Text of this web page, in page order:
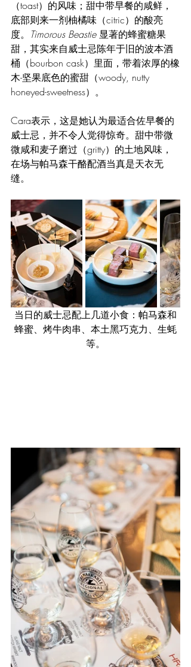
（toast）的风味；甜中带早餐的咸鲜，
底部则来一剂柚橘味（citric）的酸亮
度。
Timorous Beastie 显著的蜂蜜糖果
甜，其实来自威士忌陈年于旧的波本酒
桶（bourbon cask）里面，带着浓厚的橡
木-坚果底色的蜜甜（woody, nutty
honeyed-sweetness）。
Cara表示，这是她认为最适合佐早餐的
威士忌，并不令人觉得惊奇。甜中带微
微咸和麦子磨过（gritty）的土地风味，
在场与帕马森干酪配酒当真是天衣无
缝。
当日的威士忌配上几道小食：帕马森和
蜂蜜、烤牛肉串、本土黑巧克力、生蚝
等。